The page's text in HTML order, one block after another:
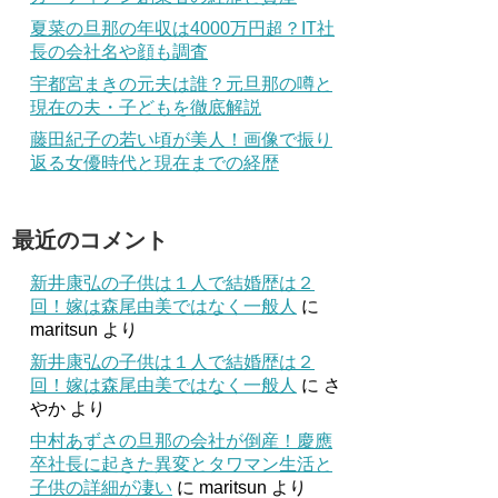
夏菜の旦那の年収は4000万円超？IT社
長の会社名や顔も調査
宇都宮まきの元夫は誰？元旦那の噂と
現在の夫・子どもを徹底解説
藤田紀子の若い頃が美人！画像で振り
返る女優時代と現在までの経歴
最近のコメント
新井康弘の子供は１人で結婚歴は２
回！嫁は森尾由美ではなく一般人 に
maritsun より
新井康弘の子供は１人で結婚歴は２
回！嫁は森尾由美ではなく一般人 に さ
やか より
中村あずさの旦那の会社が倒産！慶應
卒社長に起きた異変とタワマン生活と
子供の詳細が凄い に maritsun より